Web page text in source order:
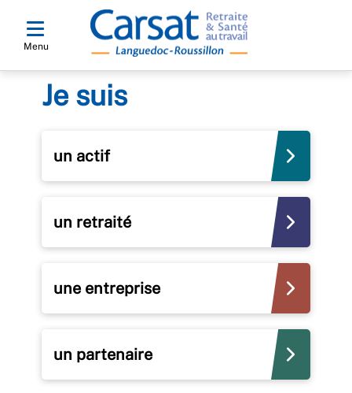
Menu
Je suis
un actif
un retraité
une entreprise
un partenaire